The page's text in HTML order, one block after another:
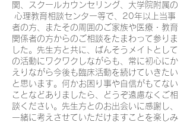
関、スクールカウンセリング、大学院附属の
心理教育相談センター等で、20年以上当事
者の方、またその周囲のご家族や医療・教育
関係者の方からのご相談をたまわって参りま
した。先生方と共に、ばんそうメイトとして
の活動にワクワクしながらも、常に初心にか
えりながら今後も臨床活動を続けていきたい
と思います。何かお困り事や自信がもてない
ことなどありましたら、どうぞ遠慮なくご相
談ください。先生方とのお出会いに感謝し、
一緒に考えさせていただけますことを楽しみ